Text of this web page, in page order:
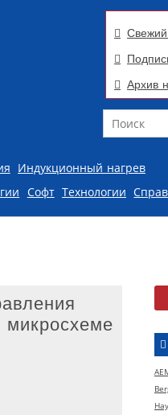
Архив
Поиск
Индукционный нагрев
Софт Технологии
микросхеме